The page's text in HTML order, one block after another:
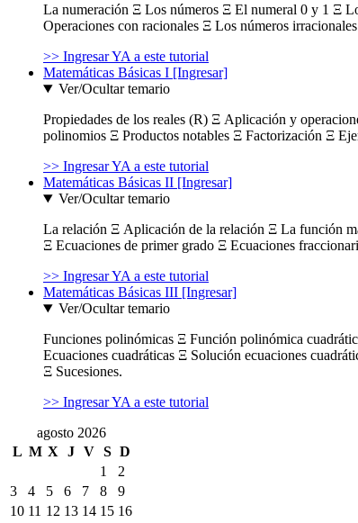
La numeración Ξ Los números Ξ El numeral 0 y 1 Ξ
Operaciones con racionales Ξ Los números
>> Ingresar YA a este tutorial
Matemáticas Básicas I [Ingresar]
Ver/Ocultar temario
Propiedades de los reales (R) Ξ Aplicación y
polinomios Ξ Productos notables Ξ Factorización Ξ
>> Ingresar YA a este tutorial
Matemáticas Básicas II [Ingresar]
Ver/Ocultar temario
La relación Ξ Aplicación de la relación Ξ La función
Ξ Ecuaciones de primer grado Ξ Ecuaciones
>> Ingresar YA a este tutorial
Matemáticas Básicas III [Ingresar]
Ver/Ocultar temario
Funciones polinómicas Ξ Función polinómica
Ecuaciones cuadráticas Ξ Solución ecuaciones
Ξ Sucesiones.
>> Ingresar YA a este tutorial
agosto 2026
L M X J V S D
1
2
3
4 5 6 7 8
9
10 11 12 13 14 15 16